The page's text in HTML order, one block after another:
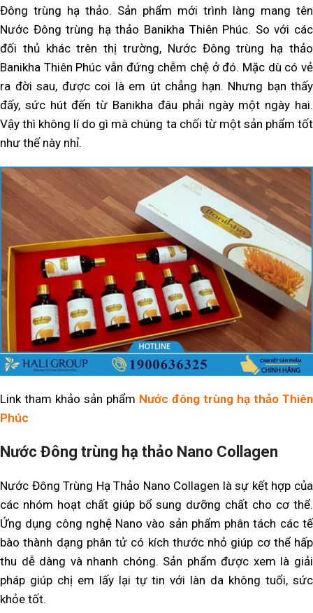
Đông trùng hạ thảo. Sản phẩm mới trình làng mang tên
Nước Đông trùng hạ thảo Banikha Thiên Phúc. So với các
đối thủ khác trên thị trường, Nước Đông trùng hạ thảo
Banikha Thiên Phúc vẫn đứng chễm chệ ở đó. Mặc dù có vẻ
ra đời sau, được coi là em út chẳng hạn. Nhưng bạn thấy
đấy, sức hút đến từ Banikha đâu phải ngày một ngày hai.
Vậy thì không lí do gì mà chúng ta chối từ một sản phẩm tốt
như thế này nhỉ.
Link tham khảo sản phẩm Nước đông trùng hạ thảo Thiên
Phúc
Nước Đông trùng hạ thảo Nano Collagen
Nước Đông Trùng Hạ Thảo Nano Collagen là sự kết hợp của
các nhóm hoạt chất giúp bổ sung dưỡng chất cho cơ thể.
Ứng dụng công nghệ Nano vào sản phẩm phân tách các tế
bào thành dạng phân tử có kích thước nhỏ giúp cơ thể hấp
thu dễ dàng và nhanh chóng. Sản phẩm được xem là giải
pháp giúp chị em lấy lại tự tin với làn da không tuổi, sức
khỏe tốt.